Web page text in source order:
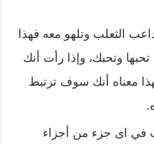
الثعلب وتلهو معه فهذا
وتحبك، وإذا رأت أنك
معناه أنك سوف ترتبط
في اى جزء من أجزاء